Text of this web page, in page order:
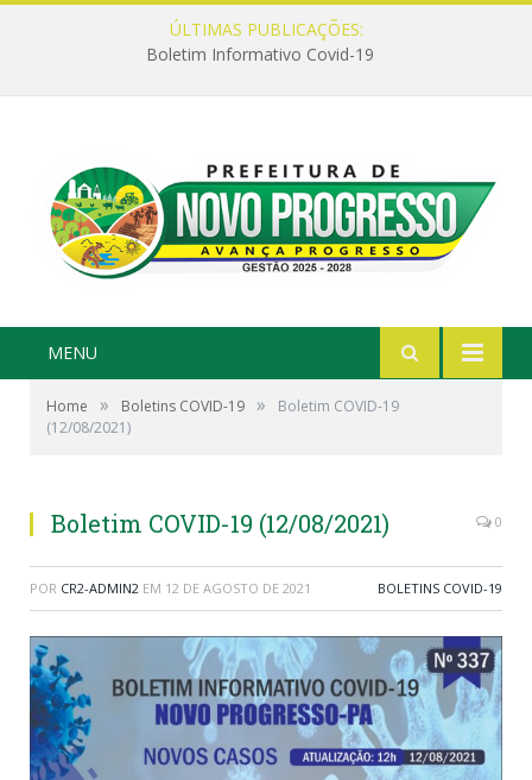
ÚLTIMAS PUBLICAÇÕES:
Boletim Informativo Covid-19
MENU
Home » Boletins COVID-19 »
Boletim COVID-19
(12/08/2021)
Boletim COVID-19 (12/08/2021) 0
POR CR2-ADMIN2 EM 12 DE AGOSTO DE 2021 BOLETINS COVID-19